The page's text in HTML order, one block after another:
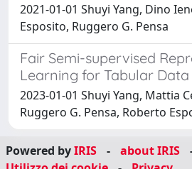
2021-01-01 Shuyi Yang, Dino
Esposito, Ruggero G. Pensa
Fair Semi-supervised
Learning for Tabular
2023-01-01 Shuyi Yang, Mattia
Ruggero G. Pensa, Roberto
Powered byIRIS - about IRIS